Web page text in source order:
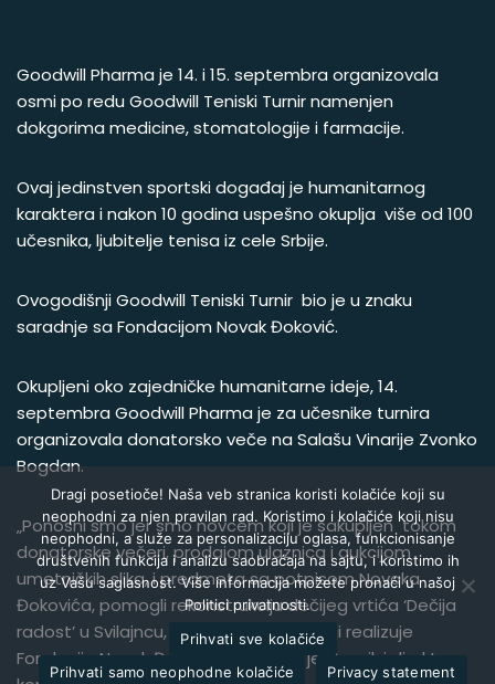
Goodwill Pharma je 14. i 15. septembra organizovala
osmi po redu Goodwill Teniski Turnir namenjen
dokgorima medicine, stomatologije i farmacije.
Ovaj jedinstven sportski događaj je humanitarnog
karaktera i nakon 10 godina uspešno okuplja više od 100
učesnika, ljubitelje tenisa iz cele Srbije.
Ovogodišnji Goodwill Teniski Turnir bio je u znaku
saradnje sa Fondacijom Novak Đoković.
Okupljeni oko zajedničke humanitarne ideje, 14.
septembra Goodwill Pharma je za učesnike turnira
organizovala donatorsko veče na Salašu Vinarije Zvonko
Bogdan.
„Ponosni smo jer smo novcem koji je sakupljen tokom
donatorske večeri, prodajom ulaznica i aukcijom
umetničkih slika, i predmeta sa potpisom Novaka
Đokovića, pomogli rekonstrukciju dečijeg vrtića ‘Dečija
radost’ u Svilajncu, kao deo projekta koji realizuje
Fondacija Novak Đoković “- istakao je vlasnik i direktor
Dragi posetioče! Naša veb stranica koristi kolačiće koji su
neophodni za njen pravilan rad. Koristimo i kolačiće koji nisu
neophodni, a služe za personalizaciju oglasa, funkcionisanje
društvenih funkcija i analizu saobraćaja na sajtu, i koristimo ih
uz Vašu saglasnost. Više informacija možete pronaći u našoj
Politici privatnosti.
Prihvati sve kolačiće
Prihvati samo neophodne kolačiće
Privacy statement